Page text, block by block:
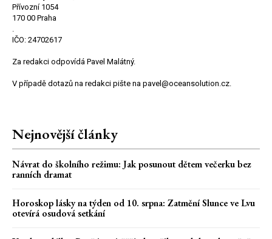
Přívozní 1054
170 00 Praha
.
IČO: 24702617
Za redakci odpovídá Pavel Malátný.
V případě dotazů na redakci pište na pavel@oceansolution.cz.
Nejnovější články
Návrat do školního režimu: Jak posunout dětem večerku bez
ranních dramat
Horoskop lásky na týden od 10. srpna: Zatmění Slunce ve Lvu
otevírá osudová setkání